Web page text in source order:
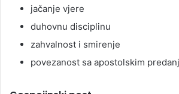
jačanje vjere
duhovnu disciplinu
zahvalnost i smirenje
povezanost sa apostolskim